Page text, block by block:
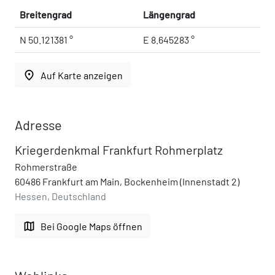
Breitengrad Längengrad
N 50.121381 ° E 8.645283 °
place Auf Karte anzeigen
Adresse
Kriegerdenkmal Frankfurt Rohmerplatz
Rohmerstraße
60486 Frankfurt am Main, Bockenheim (Innenstadt 2)
Hessen, Deutschland
map Bei Google Maps öffnen